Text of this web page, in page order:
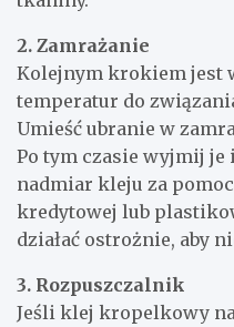
2. Zamrażanie
Kolejnym krokiem jest
temperatur do
Umieść ubranie w
Po tym czasie wyjmij
nadmiar kleju za
kredytowej lub
działać ostrożnie, aby
3. Rozpuszczalnik
Jeśli klej kropelkowy